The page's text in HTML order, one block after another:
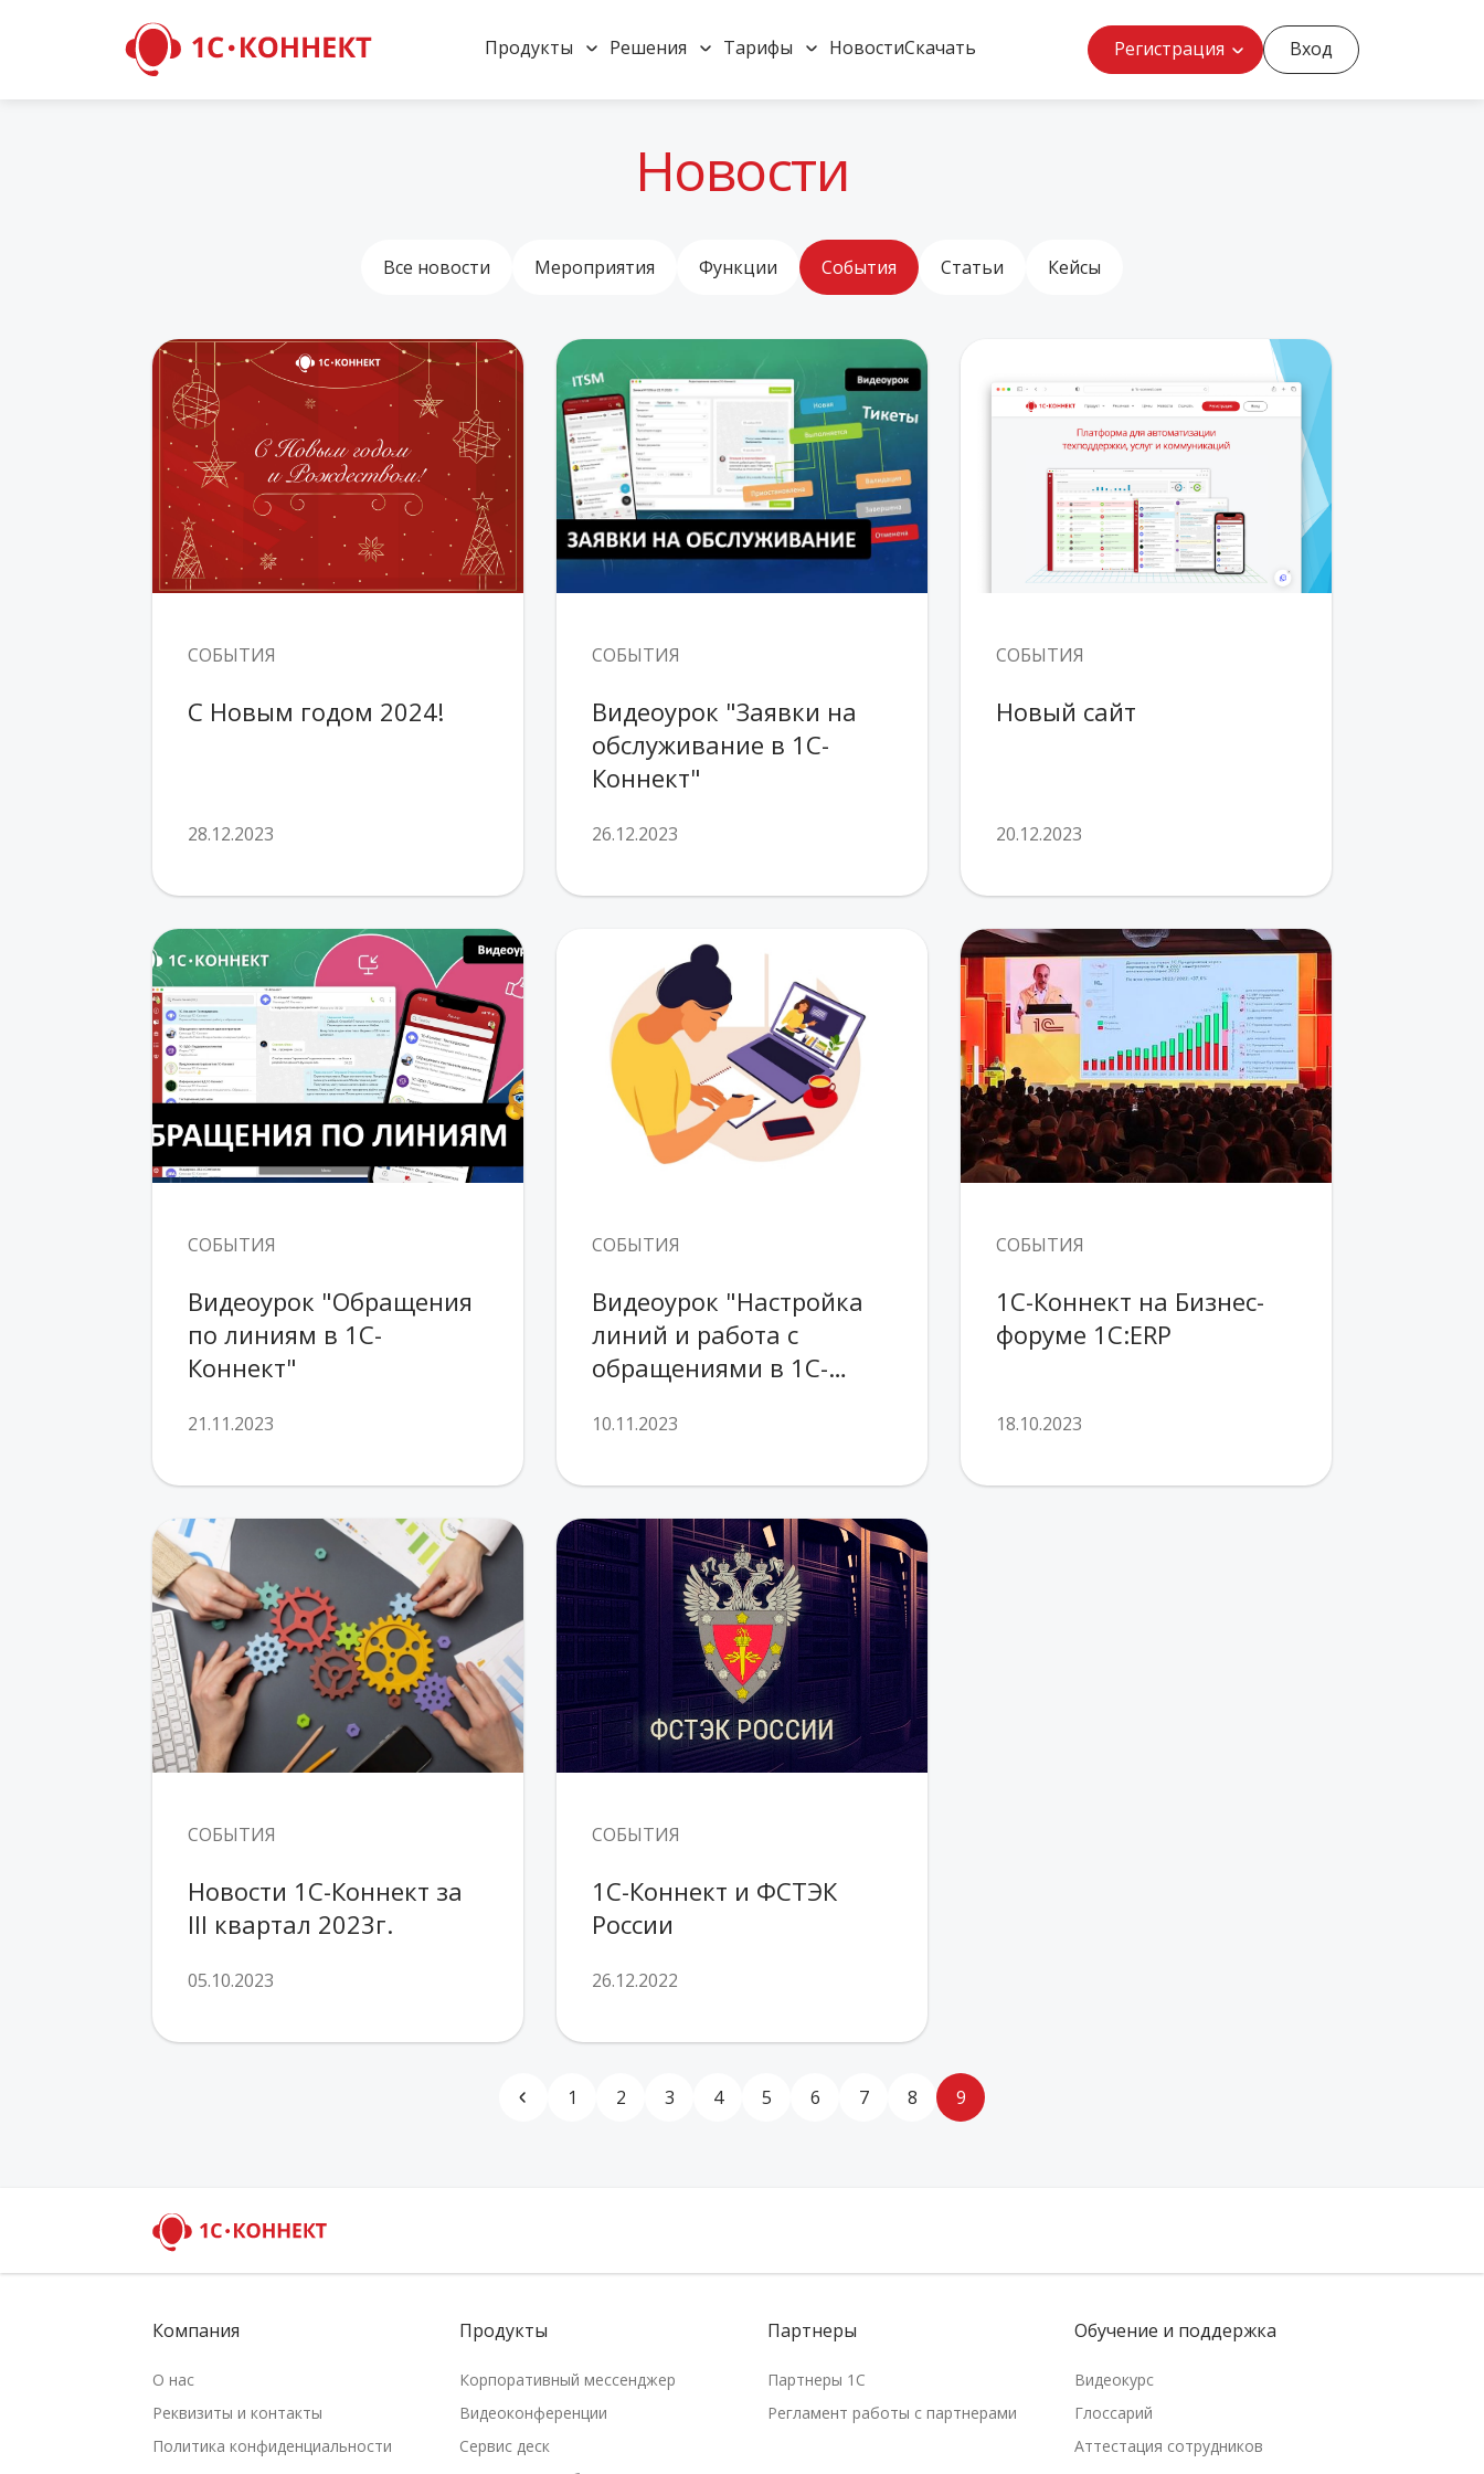
Продукты Решения Тарифы НовостиСкачать Регистрация Вход
Новости
Все новости Мероприятия Функции События Статьи Кейсы
СОБЫТИЯ
С Новым годом 2024!
28.12.2023
СОБЫТИЯ
Видеоурок "Заявки на
обслуживание в 1С-
Коннект"
26.12.2023
СОБЫТИЯ
Новый сайт
20.12.2023
СОБЫТИЯ
Видеоурок "Обращения
по линиям в 1С-
Коннект"
21.11.2023
СОБЫТИЯ
Видеоурок "Настройка
линий и работа с
обращениями в 1С-
10.11.2023
СОБЫТИЯ
1С-Коннект на Бизнес-
форуме 1C:ERP
18.10.2023
СОБЫТИЯ
Новости 1С-Коннект за
III квартал 2023г.
05.10.2023
СОБЫТИЯ
1С-Коннект и ФСТЭК
России
26.12.2022
1 2 3 4 5 6 7 8 9
Компания
О нас
Реквизиты и контакты
Политика конфиденциальности
Продукты
Корпоративный мессенджер
Видеоконференции
Сервис деск
Партнеры
Партнеры 1С
Регламент работы с партнерами
Обучение и поддержка
Видеокурс
Глоссарий
Аттестация сотрудников